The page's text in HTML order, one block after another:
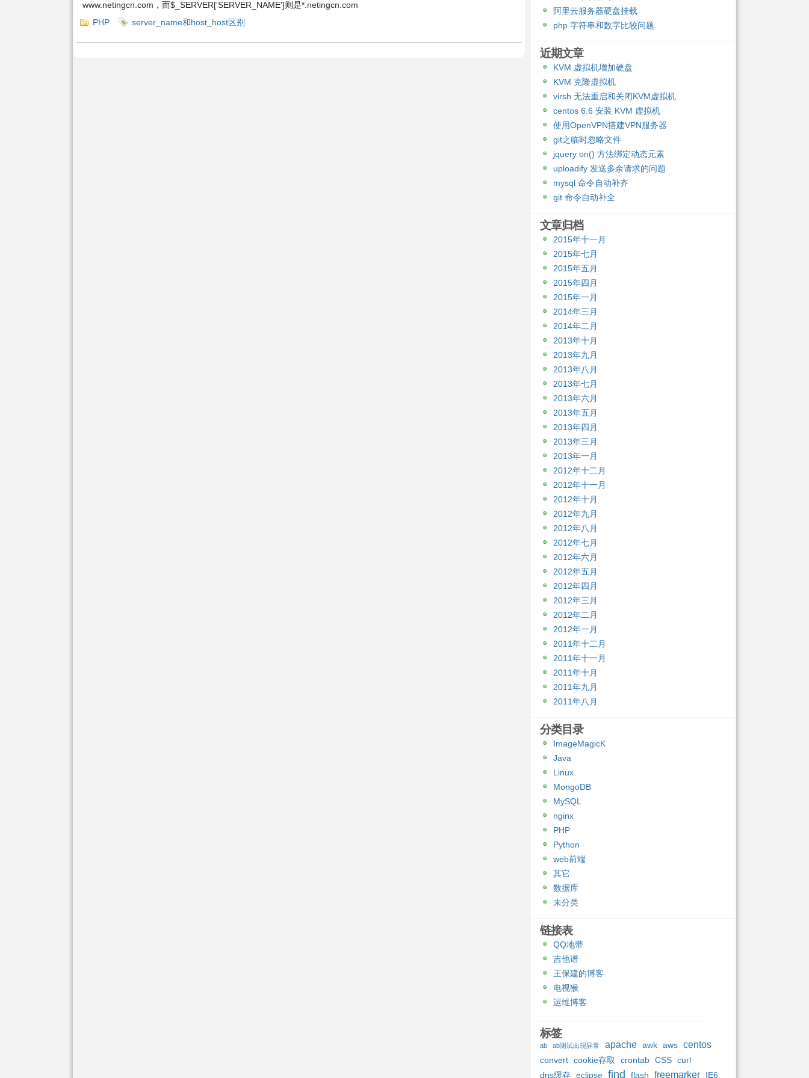
www.netingcn.com，而$_SERVER['SERVER_NAME']则是*.netingcn.com
PHP
server_name和host_host区别
阿里云服务器硬盘挂载
php 字符串和数字比较问题
近期文章
KVM 虚拟机增加硬盘
KVM 克隆虚拟机
virsh 无法重启和关闭KVM虚拟机
centos 6.6 安装 KVM 虚拟机
使用OpenVPN搭建VPN服务器
git之临时忽略文件
jquery on() 方法绑定动态元素
uploadify 发送多余请求的问题
mysql 命令自动补齐
git 命令自动补全
文章归档
2015年十一月
2015年七月
2015年五月
2015年四月
2015年一月
2014年三月
2014年二月
2013年十月
2013年九月
2013年八月
2013年七月
2013年六月
2013年五月
2013年四月
2013年三月
2013年一月
2012年十二月
2012年十一月
2012年十月
2012年九月
2012年八月
2012年七月
2012年六月
2012年五月
2012年四月
2012年三月
2012年二月
2012年一月
2011年十二月
2011年十一月
2011年十月
2011年九月
2011年八月
分类目录
ImageMagicK
Java
Linux
MongoDB
MySQL
nginx
PHP
Python
web前端
其它
数据库
未分类
链接表
QQ地带
吉他谱
王保建的博客
电视猴
运维博客
标签
ab ab测试出现异常 apache awk aws centos
convert cookie存取 crontab CSS curl
dns缓存 eclipse find flash freemarker IE6